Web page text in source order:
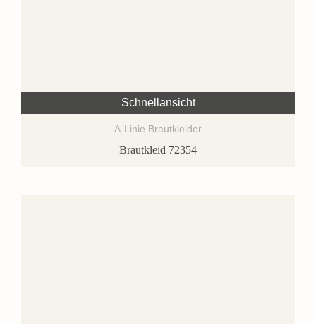
Schnellansicht
A-Linie Brautkleider
Brautkleid 72354